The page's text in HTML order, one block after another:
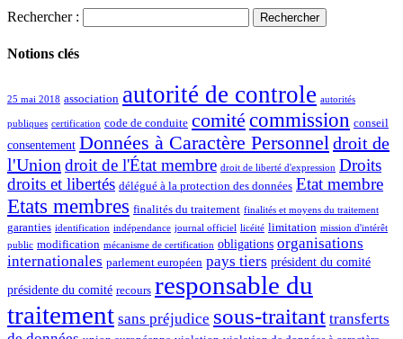
Rechercher :
Notions clés
25 mai 2018 association autorité de controle autorités
publiques certification code de conduite comité commission conseil
consentement Données à Caractère Personneldroit de
l'Union droit de l'État membre droit de liberté d'expression Droits
droits et libertés délégué à la protection des données Etat membre
Etats membres finalités du traitement finalités et moyens du traitement
garanties identification indépendance journal officiel licéité limitation mission d'intérêt
public modification mécanisme de certification obligations organisations
internationales parlement européen pays tiers président du comité
présidente du comité recours responsable du
traitement sans préjudice sous-traitant transferts